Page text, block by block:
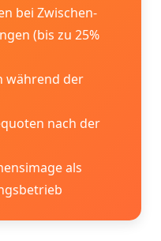
bei Zwischen-
(bis zu 25%
während der
nach der
als